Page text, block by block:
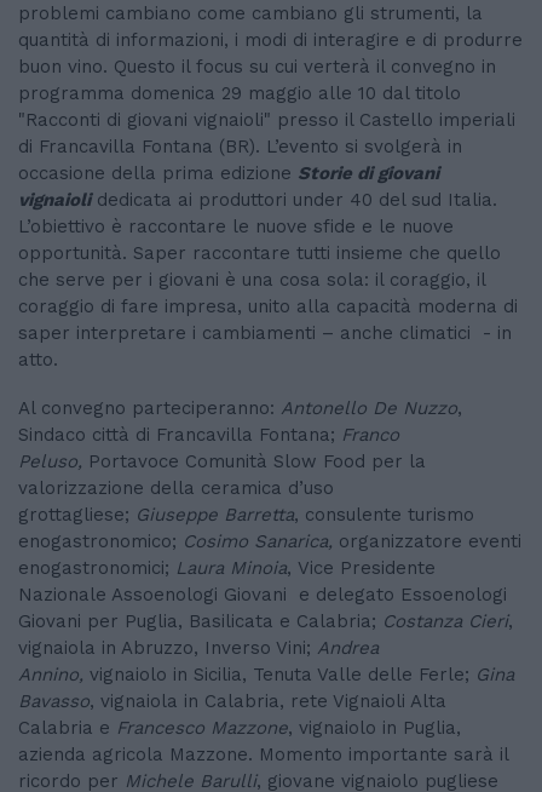
problemi cambiano come cambiano gli strumenti, la
quantità di informazioni, i modi di interagire e di produrre
buon vino. Questo il focus su cui verterà il convegno in
programma domenica 29 maggio alle 10 dal titolo
"Racconti di giovani vignaioli" presso il Castello imperiali
di Francavilla Fontana (BR). L’evento si svolgerà in
occasione della prima edizione Storie di giovani
vignaiolidedicata ai produttori under 40 del sud Italia.
L’obiettivo è raccontare le nuove sfide e le nuove
opportunità. Saper raccontare tutti insieme che quello
che serve per i giovani è una cosa sola: il coraggio, il
coraggio di fare impresa, unito alla capacità moderna di
saper interpretare i cambiamenti – anche climatici - in
atto.
Al convegno parteciperanno: Antonello De Nuzzo,
Sindaco città di Francavilla Fontana; Franco
Peluso, Portavoce Comunità Slow Food per la
valorizzazione della ceramica d’uso
grottagliese; Giuseppe Barretta, consulente turismo
enogastronomico; Cosimo Sanarica, organizzatore eventi
enogastronomici; Laura Minoia, Vice Presidente
Nazionale Assoenologi Giovani e delegato Essoenologi
Giovani per Puglia, Basilicata e Calabria; Costanza Cieri,
vignaiola in Abruzzo, Inverso Vini; Andrea
Annino, vignaiolo in Sicilia, Tenuta Valle delle Ferle; Gina
Bavasso, vignaiola in Calabria, rete Vignaioli Alta
Calabria e Francesco Mazzone, vignaiolo in Puglia,
azienda agricola Mazzone. Momento importante sarà il
ricordo per Michele Barulli, giovane vignaiolo pugliese